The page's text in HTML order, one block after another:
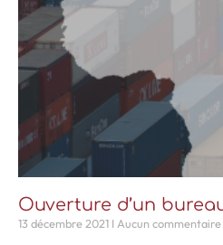
Ouverture d’un
13 décembre 2021 Aucun commentaire